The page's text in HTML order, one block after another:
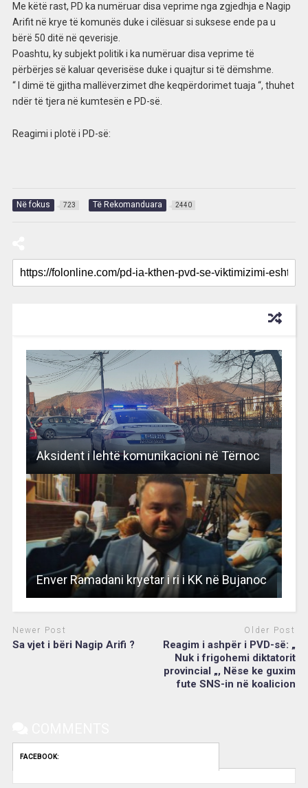
Me këtë rast, PD ka numëruar disa veprime nga zgjedhja e Nagip
Arifit në krye të komunës duke i cilësuar si suksese ende pa u
bërë 50 ditë në qeverisje.
Poashtu, ky subjekt politik i ka numëruar disa veprime të
përbërjes së kaluar qeverisëse duke i quajtur si të dëmshme.
“ I dimë të gjitha mallëverzimet dhe keqpërdorimet tuaja “, thuhet
ndër të tjera në kumtesën e PD-së.
Reagimi i plotë i PD-së:
Në fokus 723 Të Rekomanduara 2440
Aksident i lehtë komunikacioni në Tërnoc
Enver Ramadani kryetar i ri i KK në Bujanoc
Newer Post
Sa vjet i bëri Nagip Arifi ?
Older Post
Reagim i ashpër i PVD-së: „
Nuk i frigohemi diktatorit
provincial „, Nëse ke guxim
fute SNS-in në koalicion
FACEBOOK: